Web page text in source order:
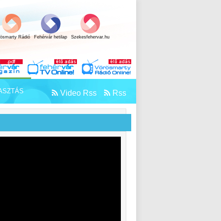
Rádió Fehérvár hetilap Szekesfehervar.hu
Rss
Video Rss